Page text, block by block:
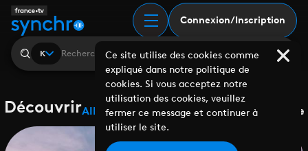
Connexion/Inscription
K
DécouvrirAlbumsPlaylistsCollaborationsLabels Genre
Ce site utilise des cookies comme
expliqué dans notre politique de
cookies. Si vous acceptez notre
utilisation des cookies, veuillez
fermer ce message et continuer à
utiliser le site.